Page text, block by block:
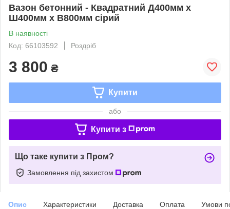
Вазон бетонний - Квадратний Д400мм х
Ш400мм х В800мм сірий
В наявності
Код: 66103592
Роздріб
3 800 ₴
Купити
або
Купити з
Що таке купити з Пром?
Замовлення під захистом
Опис Характеристики Доставка Оплата Умови